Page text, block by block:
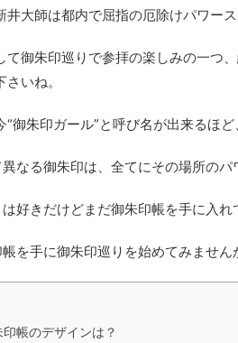
井大師は都内で屈指の厄除けパワー
て御朱印巡りで参拝の楽しみの一つ
さいね。
“御朱印ガール”と呼び名が出来るほ
なる御朱印は、全てにその場所の
好きだけどまだ御朱印帳を手に入れ
を手に御朱印巡りを始めてみません
帳のデザインは？